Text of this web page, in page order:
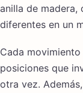
anilla de madera,
diferentes en un
Cada
posiciones que
otra vez.